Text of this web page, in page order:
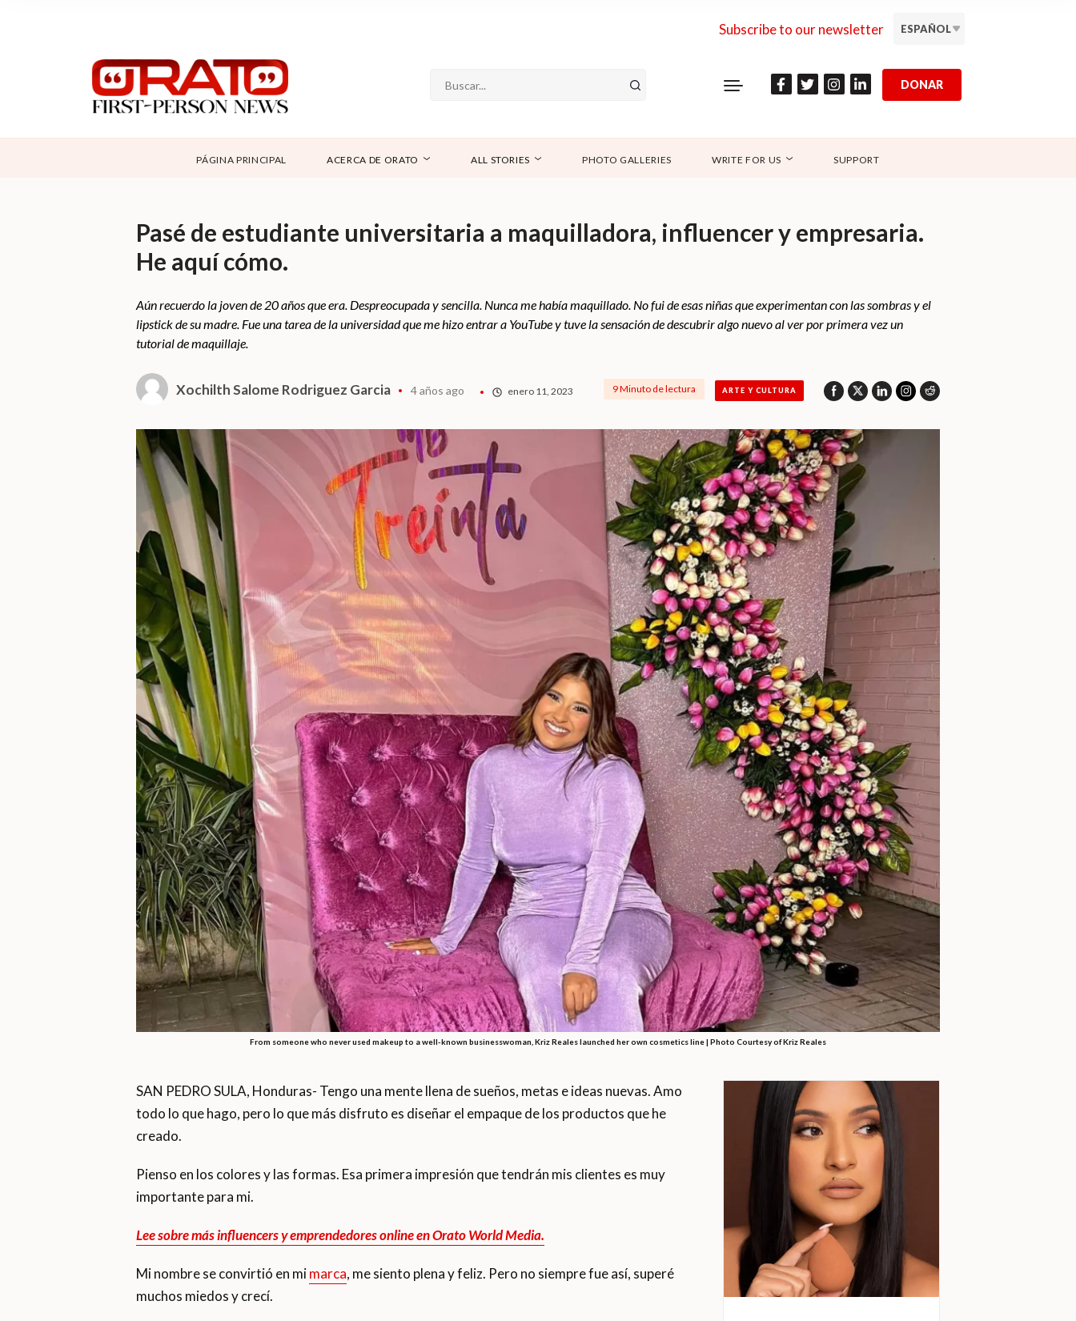
Subscribe to our newsletter ESPAÑOL
SUPPORT
CONTÁCTANOS
DONAR
PÁGINA PRINCIPAL ACERCA DE ORATO ALL STORIES PHOTO GALLERIES WRITE FOR US SUPPORT
Pasé de estudiante universitaria a maquilladora, influencer y empresaria.
He aquí cómo.
Aún recuerdo la joven de 20 años que era. Despreocupada y sencilla. Nunca me había maquillado. No fui de esas niñas que experimentan con las sombras y el
lipstick de su madre. Fue una tarea de la universidad que me hizo entrar a YouTube y tuve la sensación de descubrir algo nuevo al ver por primera vez un
tutorial de maquillaje.
Xochilth Salome Rodriguez Garcia 4 años ago enero 11, 2023 9 Minuto de lectura ARTE Y CULTURA
From someone who never used makeup to a well-known businesswoman, Kriz Reales launched her own cosmetics line | Photo Courtesy of Kriz Reales
SAN PEDRO SULA, Honduras- Tengo una mente llena de sueños, metas e ideas nuevas. Amo
todo lo que hago, pero lo que más disfruto es diseñar el empaque de los productos que he
creado.
Pienso en los colores y las formas. Esa primera impresión que tendrán mis clientes es muy
importante para mi.
Lee sobre más influencers y emprendedores online en Orato World Media.
Mi nombre se convirtió en mimarca, me siento plena y feliz. Pero no siempre fue así, superé
muchos miedos y crecí.